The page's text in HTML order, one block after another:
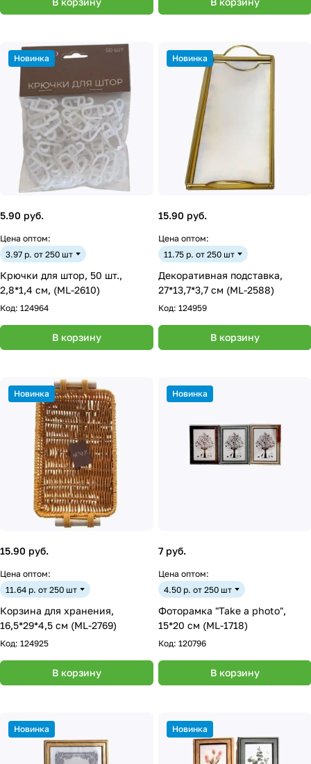
Новинка
5.90 руб.
Цена оптом:
3.97 р. от 250 шт
Крючки для штор, 50 шт.,
2,8*1,4 см, (ML-2610)
Код: 124964
В корзину
Новинка
15.90 руб.
Цена оптом:
11.75 р. от 250 шт
Декоративная подставка,
27*13,7*3,7 см (ML-2588)
Код: 124959
В корзину
Новинка
15.90 руб.
Цена оптом:
11.64 р. от 250 шт
Корзина для хранения,
16,5*29*4,5 см (ML-2769)
Код: 124925
В корзину
Новинка
7 руб.
Цена оптом:
4.50 р. от 250 шт
Фоторамка "Take a photo",
15*20 см (ML-1718)
Код: 120796
В корзину
Новинка Новинка